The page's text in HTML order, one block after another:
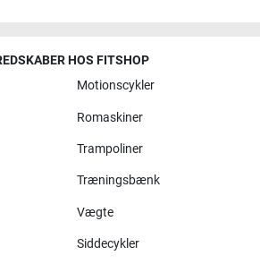
HOS FITSHOP
Motionscykler
Romaskiner
Trampoliner
Træningsbænk
Vægte
Siddecykler